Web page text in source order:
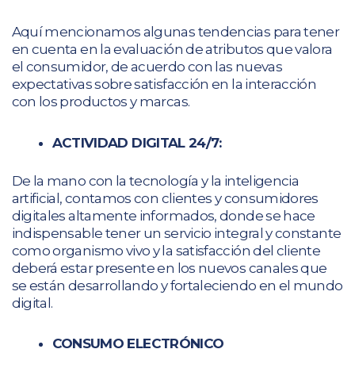
Aquí mencionamos algunas tendencias para tener
en cuenta en la evaluación de atributos que valora
el consumidor, de acuerdo con las nuevas
expectativas sobre satisfacción en la interacción
con los productos y marcas.
ACTIVIDAD DIGITAL 24/7:
De la mano con la tecnología y la inteligencia
artificial, contamos con clientes y consumidores
digitales altamente informados, donde se hace
indispensable tener un servicio integral y constante
como organismo vivo y la satisfacción del cliente
deberá estar presente en los nuevos canales que
se están desarrollando y fortaleciendo en el mundo
digital.
CONSUMO ELECTRÓNICO